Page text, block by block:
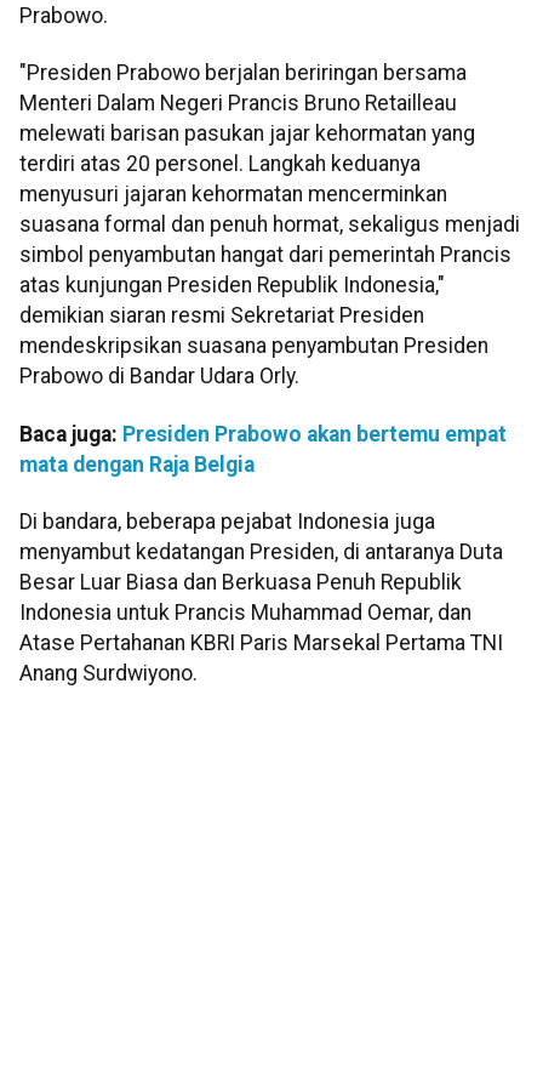
Prabowo.
"Presiden Prabowo berjalan beriringan bersama
Menteri Dalam Negeri Prancis Bruno Retailleau
melewati barisan pasukan jajar kehormatan yang
terdiri atas 20 personel. Langkah keduanya
menyusuri jajaran kehormatan mencerminkan
suasana formal dan penuh hormat, sekaligus menjadi
simbol penyambutan hangat dari pemerintah Prancis
atas kunjungan Presiden Republik Indonesia,"
demikian siaran resmi Sekretariat Presiden
mendeskripsikan suasana penyambutan Presiden
Prabowo di Bandar Udara Orly.
Baca juga: Presiden Prabowo akan bertemu empat
mata dengan Raja Belgia
Di bandara, beberapa pejabat Indonesia juga
menyambut kedatangan Presiden, di antaranya Duta
Besar Luar Biasa dan Berkuasa Penuh Republik
Indonesia untuk Prancis Muhammad Oemar, dan
Atase Pertahanan KBRI Paris Marsekal Pertama TNI
Anang Surdwiyono.